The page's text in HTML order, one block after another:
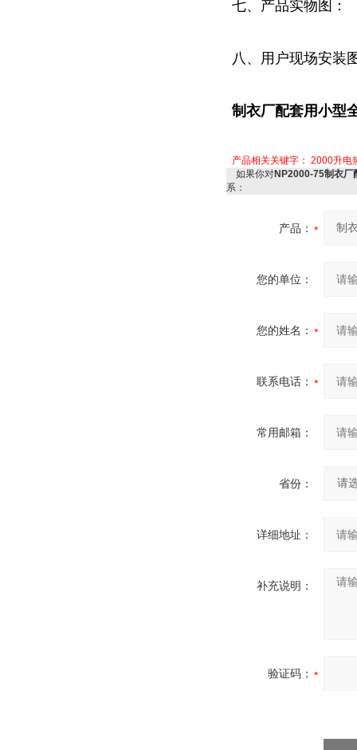
七、产品实物图：
八、用户现场安装
制衣厂配套用小型
产品相关关键字： 2000升电
如果你对NP2000-75制衣厂
系：
产品：
您的单位：
您的姓名：
联系电话：
常用邮箱：
省份：
详细地址：
补充说明：
验证码：